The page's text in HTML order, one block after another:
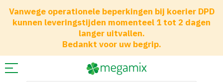
Vanwege operationele beperkingen bij koerier DPD
kunnen leveringstijden momenteel 1 tot 2 dagen
langer uitvallen.
Bedankt voor uw begrip.